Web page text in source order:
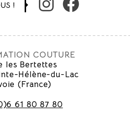
!
COUTURE
les Bertettes
Hélène-du-Lac
(France)
61 80 87 80